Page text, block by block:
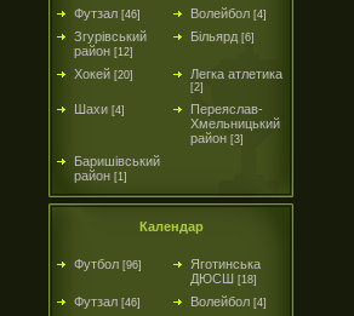
Футзал [46] Волейбол [4]
Згурівський
район [12]
Більярд [6]
Хокей [20] Легка атлетика
[2]
Шахи [4]
Переяслав-
Хмельницький
район [3]
Баришівський
район [1]
Календар
Футбол [96]
Яготинська
ДЮСШ [18]
Футзал [46] Волейбол [4]